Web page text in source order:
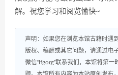
解。祝您学习和阅览愉快~
声明：如果您在浏览本馆古籍时遇
版权、稿酬或其它问题，请通过电
微信“lfgorg”联系我们，本馆将第一